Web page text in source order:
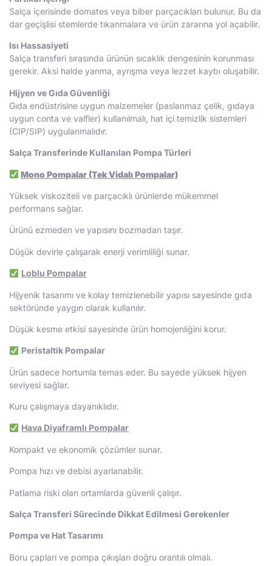
Salça içerisinde domates veya biber parçacıkları bulunur. Bu da
dar geçişlisi stemlerde tıkanmalara ve ürün zararına yol açabilir.
Isı Hassasiyeti
Salça transferi sırasında ürünün sıcaklık dengesinin korunması
gerekir. Aksi halde yanma, ayrışma veya lezzet kaybı oluşabilir.
Hijyen ve Gıda Güvenliği
Gıda endüstrisine uygun malzemeler (paslanmaz çelik, gıdaya
uygun conta ve valfler) kullanılmalı, hat içi temizlik sistemleri
(CIP/SIP) uygulanmalıdır.
Salça Transferinde Kullanılan Pompa Türleri
Mono Pompalar (Tek Vidalı Pompalar)
Yüksek viskoziteli ve parçacıklı ürünlerde mükemmel
performans sağlar.
Ürünü ezmeden ve yapısını bozmadan taşır.
Düşük devirle çalışarak enerji verimliliği sunar.
Loblu Pompalar
Hijyenik tasarımı ve kolay temizlenebilir yapısı sayesinde gıda
sektöründe yaygın olarak kullanılır.
Düşük kesme etkisi sayesinde ürün homojenliğini korur.
Peristaltik Pompalar
Ürün sadece hortumla temas eder. Bu sayede yüksek hijyen
seviyesi sağlar.
Kuru çalışmaya dayanıklıdır.
Hava Diyaframlı Pompalar
Kompakt ve ekonomik çözümler sunar.
Pompa hızı ve debisi ayarlanabilir.
Patlama riski olan ortamlarda güvenli çalışır.
Salça Transferi Sürecinde Dikkat Edilmesi Gerekenler
Pompa ve Hat Tasarımı
Boru çapları ve pompa çıkışları doğru orantılı olmalı.